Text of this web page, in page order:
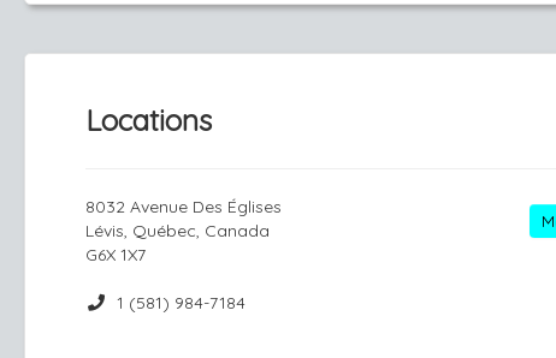
Locations
8032 Avenue Des Églises
Lévis, Québec, Canada
G6X 1X7
1 (581) 984-7184